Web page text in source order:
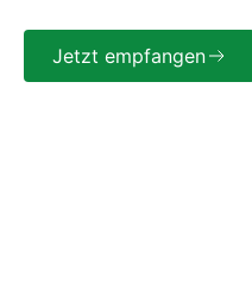
Jetzt empfangen